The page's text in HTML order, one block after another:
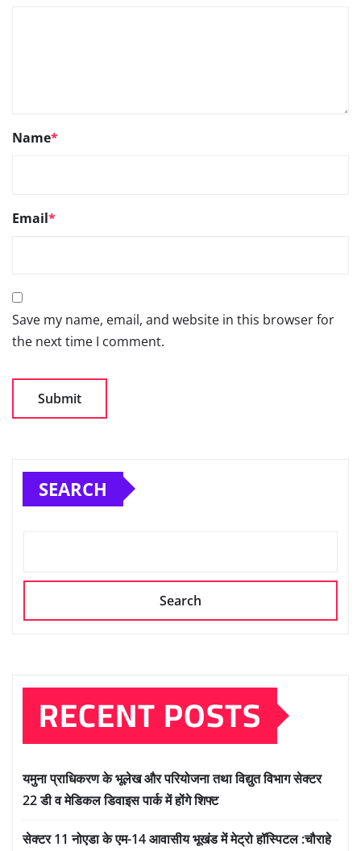
Name*
Email*
Save my name, email, and website in this browser for
the next time I comment.
SEARCH
Search
RECENT POSTS
यमुना प्राधिकरण के भूलेख और परियोजना तथा विद्युत विभाग सेक्टर
22 डी व मेडिकल डिवाइस पार्क में होंगे शिफ्ट
सेक्टर 11 नोएडा के एम-14 आवासीय भूखंड में मेट्रो हॉस्पिटल :चौराहे